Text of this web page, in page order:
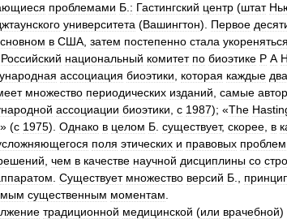
проблемами Б : Гастингский центр (штат
университета (Вашингтон). Первое
в США затем постепенно стала укореняться
Российский национальный комитет по биоэтике Р А Н
ассоциация биоэтики которая каждые два
множество периодических изданий самые
ассоциации биоэтики с 1987); «The
» (c 1975). Однако в целом Б существует, скорее в
поля этических и правовых проблем
чем в качестве научной дисциплины со
Существует множество версий Б
существенным моментам
традиционной медицинской (или врачебной)